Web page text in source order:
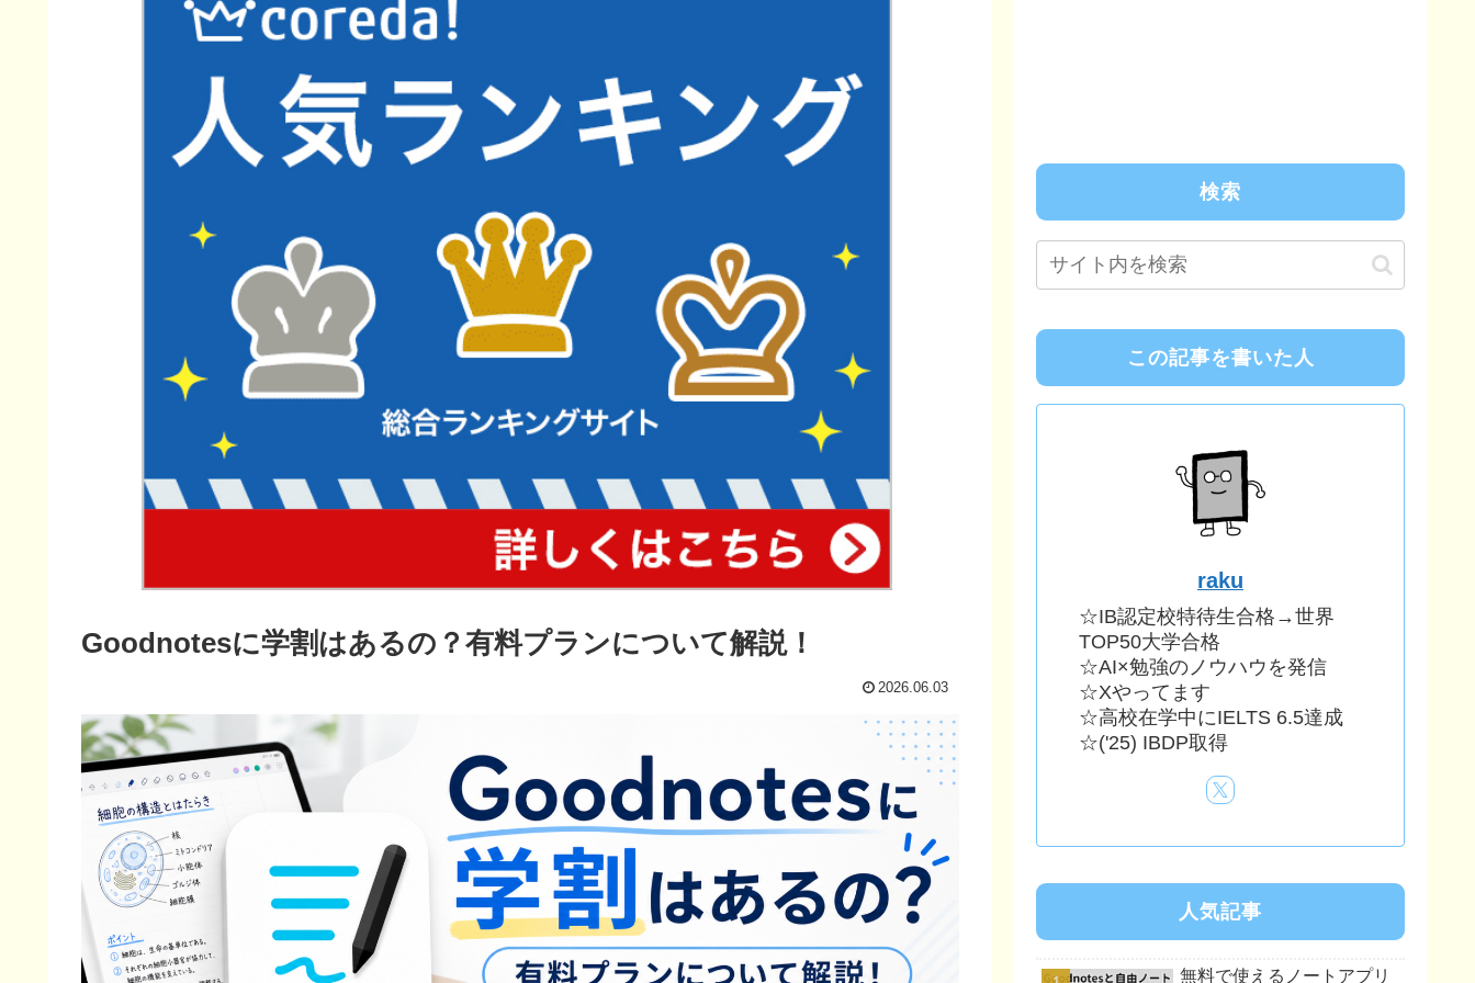
Goodnotesに学割はあるの？有料プランについて解説！
2026.06.03
検索
この記事を書いた人
raku
☆IB認定校特待生合格→世界
TOP50大学合格
☆AI×勉強のノウハウを発信
☆Xやってます
☆高校在学中にIELTS 6.5達成
☆('25) IBDP取得
人気記事
無料で使えるノートアプリ